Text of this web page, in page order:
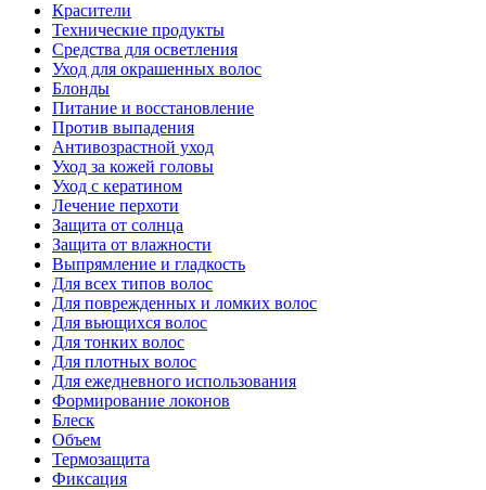
Красители
Технические продукты
Средства для осветления
Уход для окрашенных волос
Блонды
Питание и восстановление
Против выпадения
Антивозрастной уход
Уход за кожей головы
Уход с кератином
Лечение перхоти
Защита от солнца
Защита от влажности
Выпрямление и гладкость
Для всех типов волос
Для поврежденных и ломких волос
Для вьющихся волос
Для тонких волос
Для плотных волос
Для ежедневного использования
Формирование локонов
Блеск
Объем
Термозащита
Фиксация